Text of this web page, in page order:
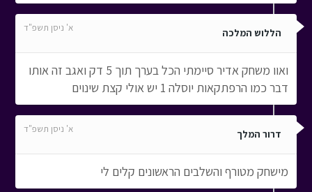
הללוש המלכה א' ניסן תשפ"ד
ואוו משחק אדיר סיימתי הכל בערך תוך 5 דק ואגב זה אותו
דבר כמו הרפתקאות יוסלה 1 יש אולי קצת שינוים
דרור המלך א' ניסן תשפ"ד
מישחק מטורף והשלבים הראשונים קלים לי